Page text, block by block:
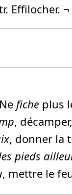
Effilocher. ¬
fiche plus
,
, donner la
pieds
, mettre le